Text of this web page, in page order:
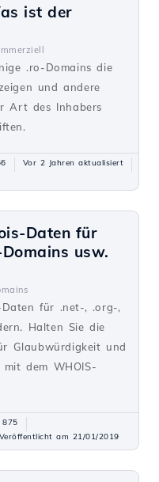
ist der
.ro-Domains die
und andere
Art des Inhabers
Vor 2 Jahren aktualisiert
Daten für
usw.
für .net-, .org-,
Halten Sie die
Glaubwürdigkeit und
dem WHOIS-
875
Veröffentlicht am 21/01/2019